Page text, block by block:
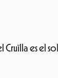
Cruïlla es el